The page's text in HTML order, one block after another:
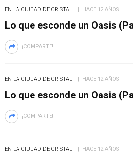
EN LA CIUDAD DE CRISTAL HACE 12 AÑOS
Lo que esconde un Oasis
¡COMPARTE!
EN LA CIUDAD DE CRISTAL HACE 12 AÑOS
Lo que esconde un Oasis
¡COMPARTE!
EN LA CIUDAD DE CRISTAL HACE 12 AÑOS